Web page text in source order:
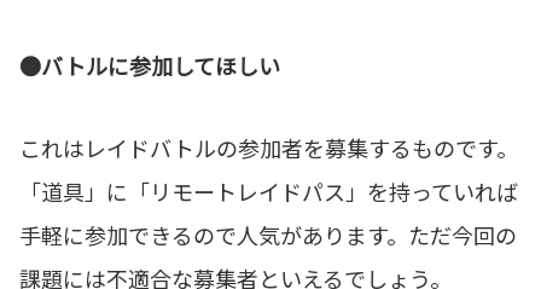
●バトルに参加してほしい
これはレイドバトルの参加者を募集するものです。
「道具」に「リモートレイドパス」を持っていれば
手軽に参加できるので人気があります。ただ今回の
課題には不適合な募集者といえるでしょう。